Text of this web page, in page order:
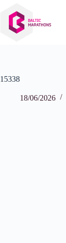
saturu
15338
18/06/2026